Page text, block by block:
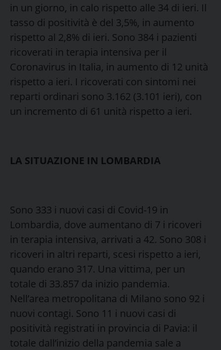
in un giorno, in calo rispetto alle 34 di ieri. Il
tasso di positività è del 3,5%, in aumento
rispetto al 2,8% di ieri. Sono 384 i pazienti
ricoverati in terapia intensiva per il
Coronavirus in Italia, in aumento di 12 unità
rispetto a ieri. I ricoverati con sintomi nei
reparti ordinari sono 3.162 (3.101 ieri), con
un incremento di 61 unità rispetto a ieri.
LA SITUAZIONE IN LOMBARDIA
Sono 333 i nuovi casi di Covid-19 in
Lombardia, dove aumentano di 7 i ricoveri
in terapia intensiva, arrivati a 42. Sono 308 i
ricoveri in altri reparti, scesi rispetto a ieri,
quando erano 317. Una vittima, per un
totale di 33.857 da inizio pandemia.
Nell’area metropolitana di Milano sono 92 i
nuovi contagi. Sono 11 i nuovi casi di
positività registrati in provincia di Pavia: il
totale dall’inizio della pandemia sale a